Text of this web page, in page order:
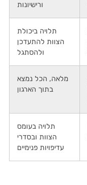
ורישיונות
תלויה ביכולת
הצוות להתעדכן
ולהסתגל
מלאה, הכל נמצא
בתוך הארגון
תלויה בעומס
הצוות ובסדרי
עדיפויות פנימיים